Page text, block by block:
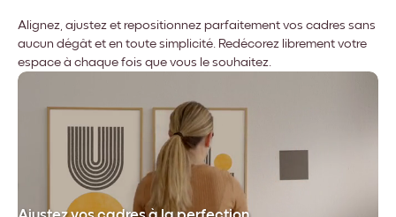
Alignez, ajustez et repositionnez parfaitement vos cadres sans
aucun dégât et en toute simplicité. Redécorez librement votre
espace à chaque fois que vous le souhaitez.